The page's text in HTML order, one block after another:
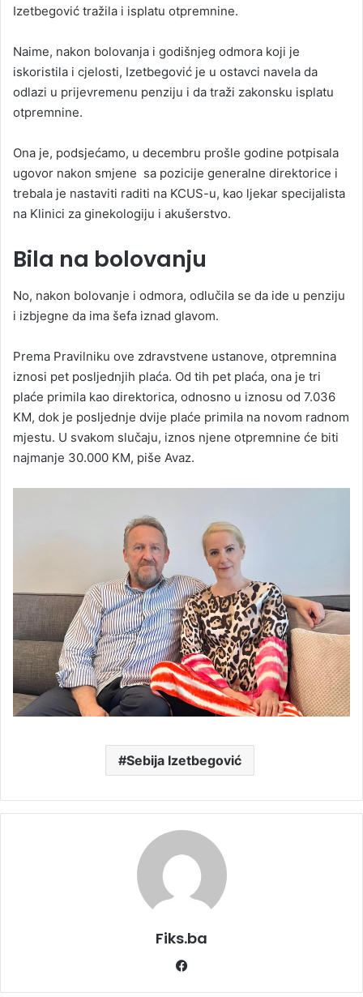
Izetbegović tražila i isplatu otpremnine.
Naime, nakon bolovanja i godišnjeg odmora koji je
iskoristila i cjelosti, Izetbegović je u ostavci navela da
odlazi u prijevremenu penziju i da traži zakonsku isplatu
otpremnine.
Ona je, podsjećamo, u decembru prošle godine potpisala
ugovor nakon smjene sa pozicije generalne direktorice i
trebala je nastaviti raditi na KCUS-u, kao ljekar specijalista
na Klinici za ginekologiju i akušerstvo.
Bila na bolovanju
No, nakon bolovanje i odmora, odlučila se da ide u penziju
i izbjegne da ima šefa iznad glavom.
Prema Pravilniku ove zdravstvene ustanove, otpremnina
iznosi pet posljednjih plaća. Od tih pet plaća, ona je tri
plaće primila kao direktorica, odnosno u iznosu od 7.036
KM, dok je posljednje dvije plaće primila na novom radnom
mjestu. U svakom slučaju, iznos njene otpremnine će biti
najmanje 30.000 KM, piše Avaz.
Sebija Izetbegović
Fiks.ba